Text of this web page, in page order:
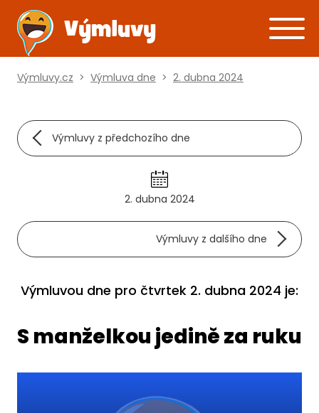
Výmluvy.cz > Výmluva dne > 2. dubna 2024
Výmluvy z předchozího dne
2. dubna 2024
Výmluvy z dalšího dne
Výmluvou dne pro čtvrtek 2. dubna 2024 je:
S manželkou jedině za ruku